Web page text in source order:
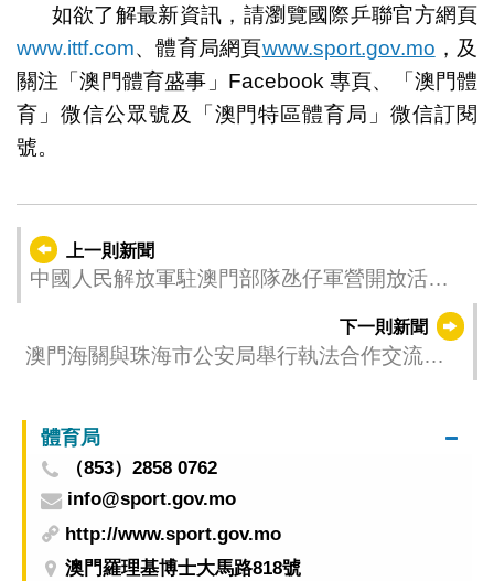
如欲了解最新資訊，請瀏覽國際乒聯官方網頁
www.ittf.com、體育局網頁www.sport.gov.mo ，及
關注「澳門體育盛事」Facebook 專頁、「澳門體
育」微信公眾號及「澳門特區體育局」微信訂閱
號。
上一則新聞
中國人民解放軍駐澳門部隊氹仔軍營開放活動
下一則新聞
澳門海關與珠海市公安局舉行執法合作交流會
體育局
（853）2858 0762
info@sport.gov.mo
http://www.sport.gov.mo
澳門羅理基博士大馬路818號